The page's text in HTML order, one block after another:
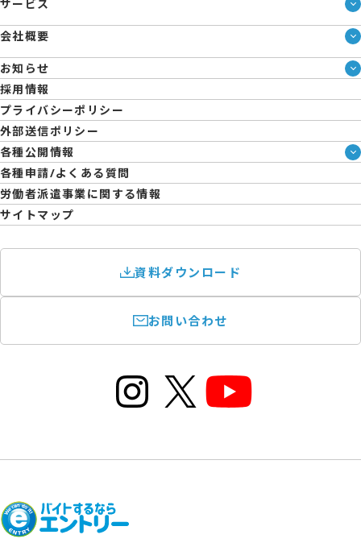
サービス
サービス一覧
即日・単発のバイト探しは「スマジョブ」
エントリーマーケット
会社概要
会社概要
メディア情報
人材派遣について
コーポレートガバナンス
拠点一覧
日雇派遣の原則禁止について
エントリーのサポートについて
お知らせ
ブログ
企業様向けお役立ちブログ
採用情報
プライバシーポリシー
外部送信ポリシー
各種公開情報
ハラスメント防止・対策方針
育児休業取得率および職場復帰率報告書
各種申請/よくある質問
労働者派遣事業に関する情報
サイトマップ
資料ダウンロード
お問い合わせ